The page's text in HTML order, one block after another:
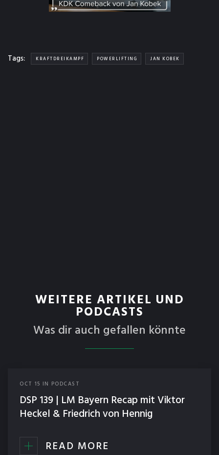
Tags: KRAFTDREIKAMPF POWERLIFTING JAN KOBEK
WEITERE ARTIKEL UND
PODCASTS
Was dir auch gefallen könnte
OCT 15 IN PODCAST
DSP 139 | LM Bayern Recap mit Viktor
Heckel & Friedrich von Hennig
READ MORE